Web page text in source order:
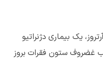
یک بیماری دژنراتیو
ستون فقرات بروز